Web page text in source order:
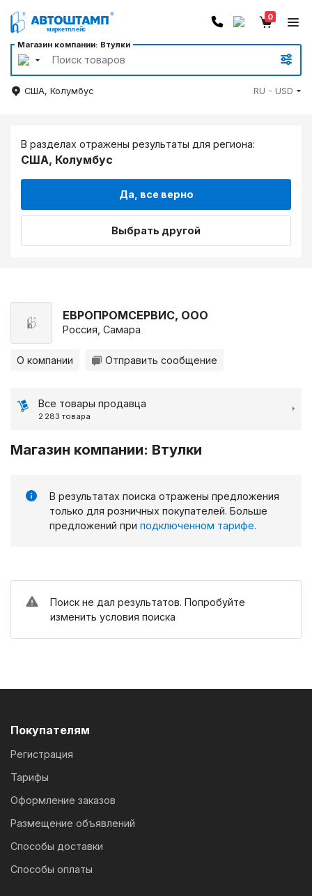
Магазин компании: Втулки
0
США, Колумбус RU - USD
В разделах отражены результаты для региона:
США, Колумбус
Да, все верно
Выбрать другой
ЕВРОПРОМСЕРВИС, ООО
Россия, Самара
О компании Отправить сообщение
Все товары продавца
2 283 товара
Магазин компании: Втулки
В результатах поиска отражены предложения
только для розничных покупателей. Больше
предложений при подключенном тарифе.
Поиск не дал результатов. Попробуйте
изменить условия поиска
Покупателям
Регистрация
Тарифы
Оформление заказов
Размещение объявлений
Способы доставки
Способы оплаты